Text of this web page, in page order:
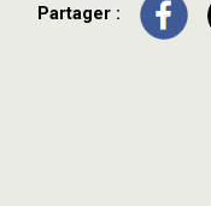
Partager :